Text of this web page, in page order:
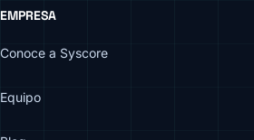
EMPRESA
Conoce a Syscore
Equipo